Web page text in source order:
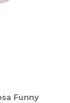
Funny